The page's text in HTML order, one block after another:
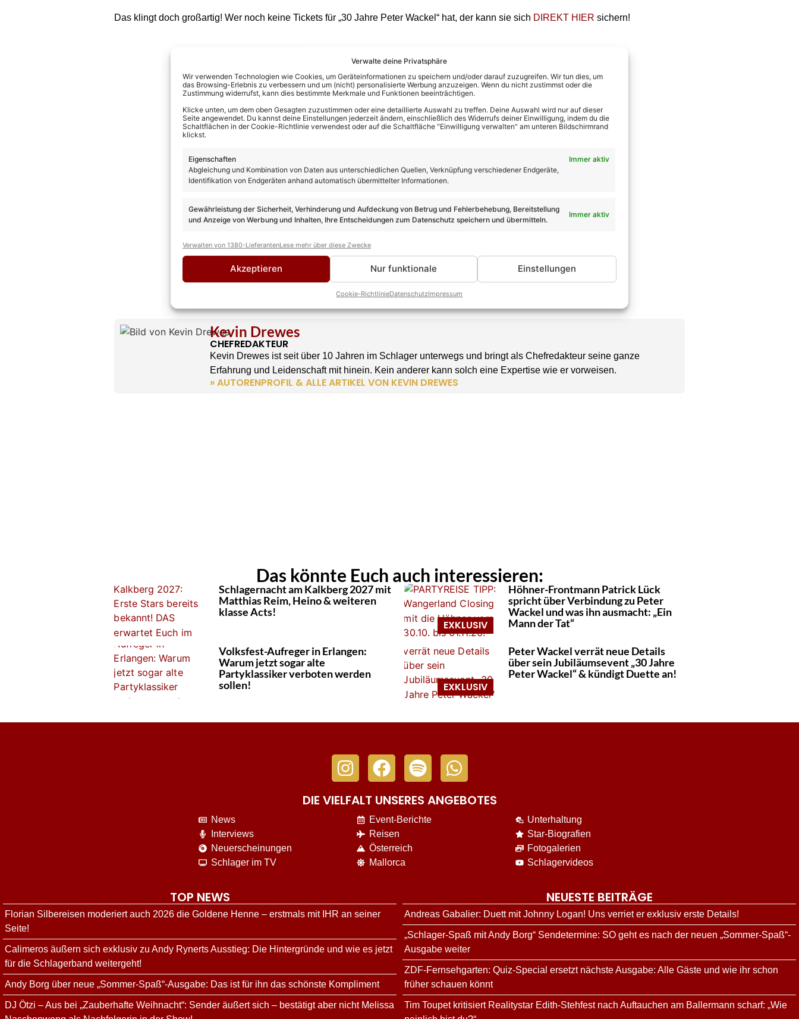
Verwalte deine Privatsphäre
Wir verwenden Technologien wie Cookies, um Geräteinformationen zu speichern und/oder darauf zuzugreifen. Wir tun dies, um
das Browsing-Erlebnis zu verbessern und um (nicht) personalisierte Werbung anzuzeigen. Wenn du nicht zustimmst oder die
Zustimmung widerrufst, kann dies bestimmte Merkmale und Funktionen beeinträchtigen.
Klicke unten, um dem oben Gesagten zuzustimmen oder eine detaillierte Auswahl zu treffen. Deine Auswahl wird nur auf dieser
Seite angewendet. Du kannst deine Einstellungen jederzeit ändern, einschließlich des Widerrufs deiner Einwilligung, indem du die
Schaltflächen in der Cookie-Richtlinie verwendest oder auf die Schaltfläche "Einwilligung verwalten" am unteren Bildschirmrand
klickst.
Eigenschaften
Immer aktiv
Abgleichung und Kombination von Daten aus unterschiedlichen Quellen, Verknüpfung verschiedener Endgeräte,
Identifikation von Endgeräten anhand automatisch übermittelter Informationen.
Gewährleistung der Sicherheit, Verhinderung und Aufdeckung von Betrug und Fehlerbehebung, Bereitstellung
und Anzeige von Werbung und Inhalten, Ihre Entscheidungen zum Datenschutz speichern und übermitteln.
Immer aktiv
Verwalten von 1380-LieferantenLese mehr über diese Zwecke
Akzeptieren Nur funktionale Einstellungen
Cookie-RichtlinieDatenschutzImpressum
Das klingt doch großartig! Wer noch keine Tickets für „30 Jahre Peter Wackel“ hat, der kann sie sich DIREKT HIER sichern!
Kevin Drewes
CHEFREDAKTEUR
Kevin Drewes ist seit über 10 Jahren im Schlager unterwegs und bringt als Chefredakteur seine ganze
Erfahrung und Leidenschaft mit hinein. Kein anderer kann solch eine Expertise wie er vorweisen.
» AUTORENPROFIL & ALLE ARTIKEL VON KEVIN DREWES
Das könnte Euch auch interessieren:
Schlagernacht am Kalkberg 2027 mit
Matthias Reim, Heino & weiteren
klasse Acts!
Höhner-Frontmann Patrick Lück
spricht über Verbindung zu Peter
Wackel und was ihn ausmacht: „Ein
Mann der Tat“
Volksfest-Aufreger in Erlangen:
Warum jetzt sogar alte
Partyklassiker verboten werden
sollen!
Peter Wackel verrät neue Details
über sein Jubiläumsevent „30 Jahre
Peter Wackel“ & kündigt Duette an!
DIE VIELFALT UNSERES ANGEBOTES
News
Interviews
Neuerscheinungen
Schlager im TV
Event-Berichte
Reisen
Österreich
Mallorca
Unterhaltung
Star-Biografien
Fotogalerien
Schlagervideos
TOP NEWS
Florian Silbereisen moderiert auch 2026 die Goldene Henne – erstmals mit IHR an seiner
Seite!
Calimeros äußern sich exklusiv zu Andy Rynerts Ausstieg: Die Hintergründe und wie es jetzt
für die Schlagerband weitergeht!
Andy Borg über neue „Sommer-Spaß“-Ausgabe: Das ist für ihn das schönste Kompliment
DJ Ötzi – Aus bei „Zauberhafte Weihnacht“: Sender äußert sich – bestätigt aber nicht Melissa
NEUESTE BEITRÄGE
Andreas Gabalier: Duett mit Johnny Logan! Uns verriet er exklusiv erste Details!
„Schlager-Spaß mit Andy Borg“ Sendetermine: SO geht es nach der neuen „Sommer-Spaß“-
Ausgabe weiter
ZDF-Fernsehgarten: Quiz-Special ersetzt nächste Ausgabe: Alle Gäste und wie ihr schon
früher schauen könnt
Tim Toupet kritisiert Realitystar Edith-Stehfest nach Auftauchen am Ballermann scharf: „Wie